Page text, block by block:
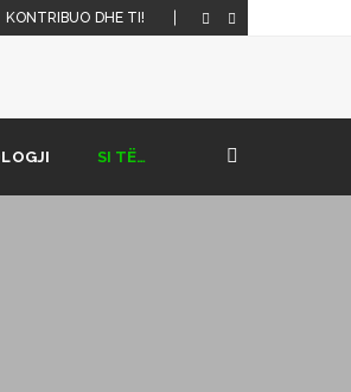
KONTRIBUO DHE TI!
SI TË…